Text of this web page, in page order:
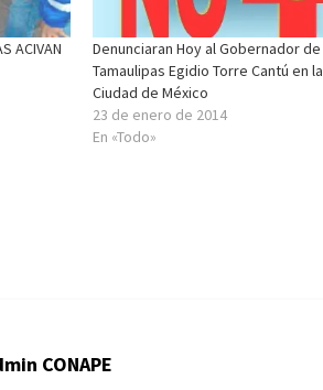
ACIVAN
Denunciaran Hoy al Gobernador de
Tamaulipas Egidio Torre Cantú en la
Ciudad de México
23 de enero de 2014
En «Todo»
CONAPE